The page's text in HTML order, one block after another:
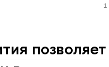
1
позволяет